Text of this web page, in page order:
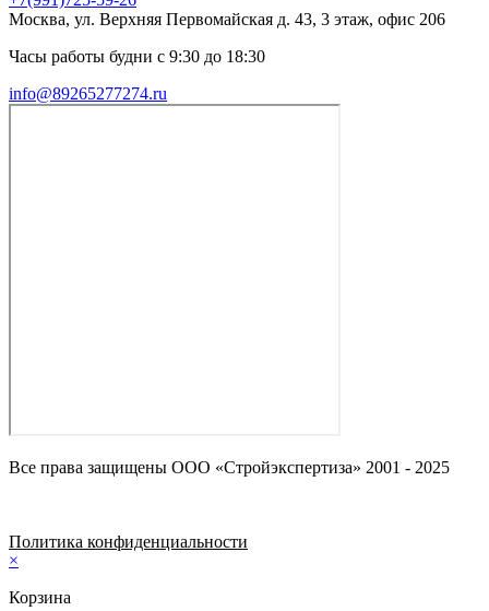
Москва, ул. Верхняя Первомайская д. 43, 3 этаж, офис 206
Часы работы будни с 9:30 до 18:30
info@89265277274.ru
Все права защищены ООО «Стройэкспертиза» 2001 - 2025
Политика конфиденциальности
×
Корзина